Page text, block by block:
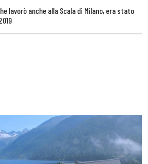
lavorò anche alla Scala di Milano, era stato